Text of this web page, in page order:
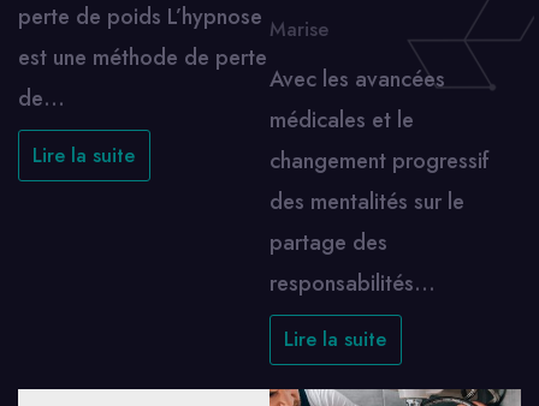
perte de poids L’hypnose
est une méthode de perte
de…
Lire la suite
Marise
Avec les avancées
médicales et le
changement progressif
des mentalités sur le
partage des
responsabilités…
Lire la suite